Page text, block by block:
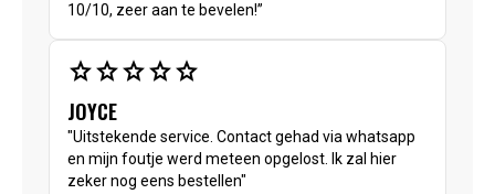
10/10, zeer aan te bevelen!”
starstarstarstarstar
JOYCE
"Uitstekende service. Contact gehad via whatsapp
en mijn foutje werd meteen opgelost. Ik zal hier
zeker nog eens bestellen"